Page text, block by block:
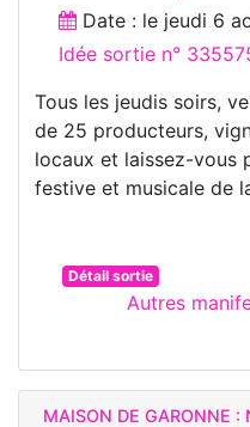
Date : le jeudi 6
Idée sortie n°
Tous les jeudis soirs,
de 25 producteurs,
locaux et laissez-vous
festive et musicale de
Détail sortie
Autres
MAISON DE GARONNE :